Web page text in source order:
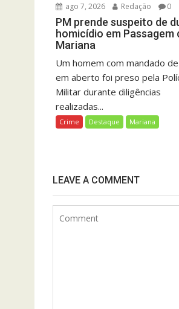
ago 7, 2026 Redação 0
PM prende suspeito de
homicídio em Passagem
Mariana
Um homem com mandado
em aberto foi preso pela
Militar durante diligências
realizadas...
Crime Destaque Mariana
LEAVE A COMMENT